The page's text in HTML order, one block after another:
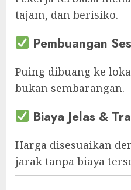
tajam, dan berisiko.
Pembuangan
Puing dibuang ke
bukan sembarangan.
Biaya Jelas &
Harga disesuaikan
jarak tanpa biaya